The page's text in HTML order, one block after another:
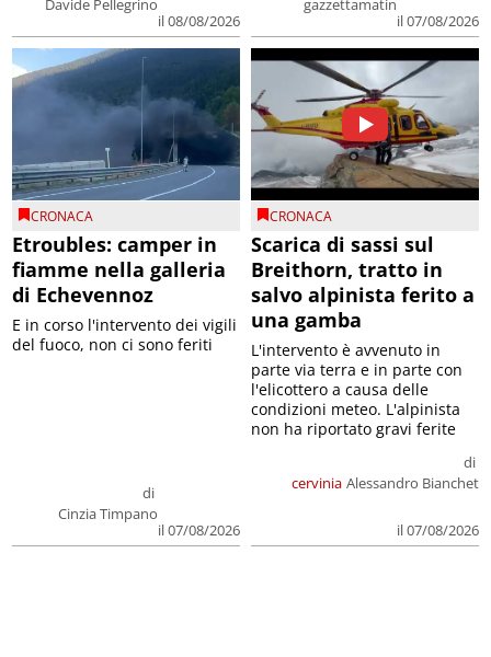
Davide Pellegrino
il 08/08/2026
gazzettamatin
il 07/08/2026
CRONACA
Etroubles: camper in
fiamme nella galleria
di Echevennoz
di
Cinzia Timpano
il 07/08/2026
E in corso l'intervento dei vigili
del fuoco, non ci sono feriti
CRONACA
Scarica di sassi sul
Breithorn, tratto in
salvo alpinista ferito a
una gamba
cervinia
di
Alessandro Bianchet
il 07/08/2026
L'intervento è avvenuto in
parte via terra e in parte con
l'elicottero a causa delle
condizioni meteo. L'alpinista
non ha riportato gravi ferite